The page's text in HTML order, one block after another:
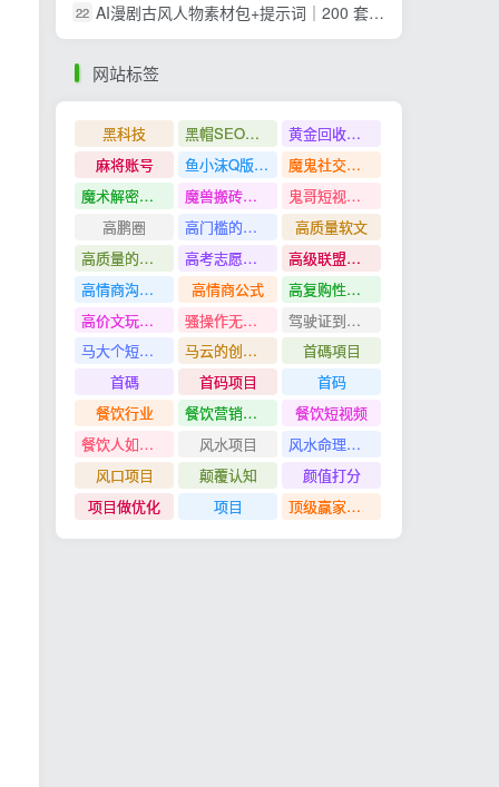
22 AI漫剧古风人物素材包+提示词｜200 套古代言情三视图，配套专属提示词短剧主角配角直接套用
网站标签
黑科技 黑帽SEO案例分析
黄金回收奢侈品
麻将账号
鱼小沫Q版人物团练课
魔鬼社交实战课全套课程
魔术解密教程
魔兽搬砖搞钱
鬼哥短视频底层逻辑
高鹏圈
高门槛的生意
高质量软文
高质量的问答和知识分享
高考志愿填报
高级联盟营销教程
高情商沟通管理课
高情商公式
高复购性行业
高价文玩众筹分红项目
骚操作无脑裂变
驾驶证到期换证
马大个短视频投放课
马云的创业故事
首碼項目
首碼
首码项目
首码
餐饮行业
餐饮营销管理特训班
餐饮短视频
餐饮人如何用团购给门店拓客
风水项目
风水命理项目
风口项目
颠覆认知
颜值打分
项目做优化
项目 顶级赢家思维